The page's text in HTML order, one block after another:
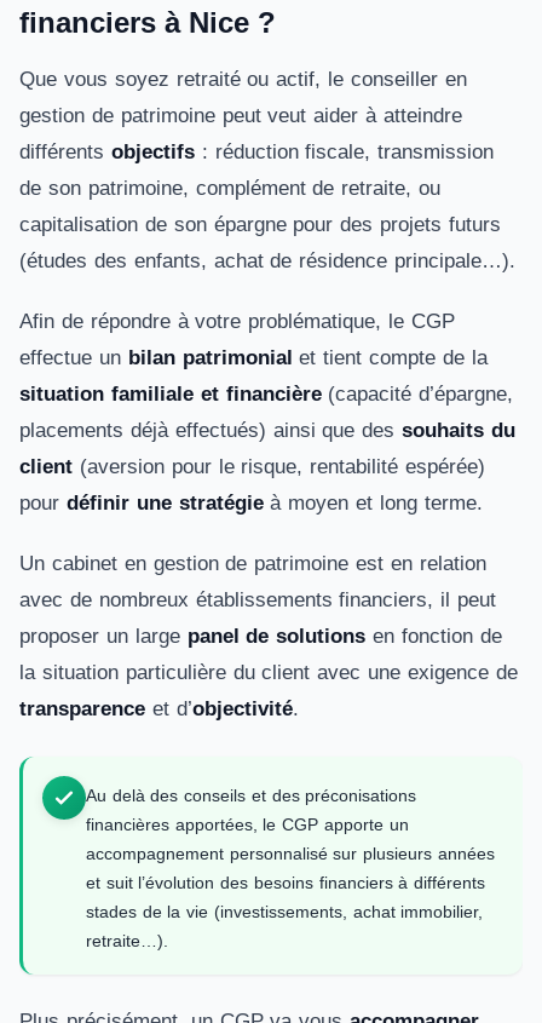
financiers à Nice ?
Que vous soyez retraité ou actif, le conseiller en
gestion de patrimoine peut veut aider à atteindre
différents objectifs: réduction fiscale, transmission
de son patrimoine, complément de retraite, ou
capitalisation de son épargne pour des projets futurs
(études des enfants, achat de résidence principale…).
Afin de répondre à votre problématique, le CGP
effectue un bilan patrimonial et tient compte de la
situation familiale et financière(capacité d’épargne,
placements déjà effectués) ainsi que dessouhaits du
client (aversion pour le risque, rentabilité espérée)
pour définir une stratégieà moyen et long terme.
Un cabinet en gestion de patrimoine est en relation
avec de nombreux établissements financiers, il peut
proposer un large panel de solutions en fonction de
la situation particulière du client avec une exigence de
transparence et d’objectivité.
Au delà des conseils et des préconisations
financières apportées, le CGP apporte un
accompagnement personnalisé sur plusieurs années
et suit l’évolution des besoins financiers à différents
stades de la vie (investissements, achat immobilier,
retraite…).